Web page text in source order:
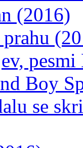
(2016)
prahu
Boy
se